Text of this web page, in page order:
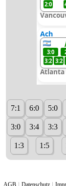
2:0
Ach
3:0
3:2 3:2
Atlanta
7:1 6:0 5:0
3:0 3:4 3:3
1:3 1:5
AGB Datenschutz